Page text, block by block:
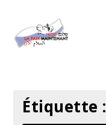
Étiquette :